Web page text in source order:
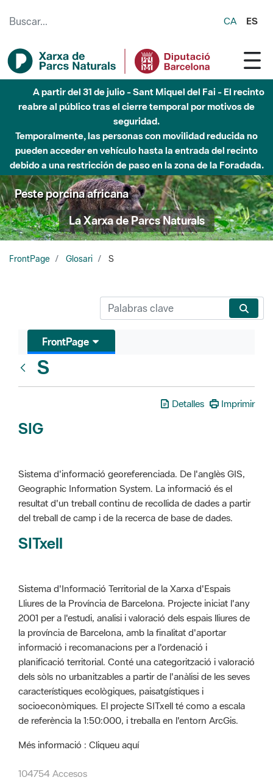
CA ES
A partir del 31 de julio - Sant Miquel del Fai - El recinto
reabre al público tras el cierre temporal por motivos de
seguridad.
Temporalmente, las personas con movilidad reducida no
pueden acceder en vehículo hasta la entrada del recinto
debido a una restricción de paso en la zona de la Foradada.
Peste porcina africana
La Xarxa de Parcs Naturals
FrontPage Glosari S
FrontPage
S
Detalles Imprimir
SIG
Sistema d'informació georeferenciada. De l'anglès GIS,
Geographic Information System. La informació és el
resultat d'un treball continu de recollida de dades a partir
del treball de camp i de la recerca de base de dades.
SITxell
Sistema d'Informació Territorial de la Xarxa d'Espais
Lliures de la Província de Barcelona. Projecte iniciat l'any
2001 per a l'estudi, analisi i valoració dels espais lliures de
la província de Barcelona, amb la finalitat d'aportar
informació i recomanacions per a l'ordenació i
planificació territorial. Conté una categorització i valoració
dels sòls no urbanitzables a partir de l'anàlisi de les seves
característiques ecològiques, paisatgístiques i
socioeconòmiques. El projecte SITxell té como a escala
de referència la 1:50:000, i treballa en l'entorn ArcGis.
Més informació : Cliqueu aquí
104754 Accesos